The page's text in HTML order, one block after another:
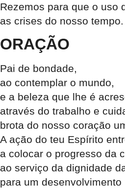
Rezemos para que o uso
as crises do nosso tempo.
ORAÇÃO
Pai de bondade,
ao contemplar o mundo,
e a beleza que lhe é
através do trabalho e
brota do nosso coração
A ação do teu Espírito
a colocar o progresso da
ao serviço da dignidade
para um